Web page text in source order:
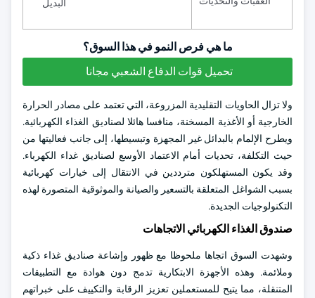
البديل
ما هي فرص النمو في هذا السوق؟
تحميل قوات الدفاع الشعبي مجانا
ولا تزال الحاويات التقليدية المزروعة، التي تعتمد على مصادر الحرارة
الخارجية أو الأغذية المسخنة، منافسا هائلا لصناديق الغذاء الكهربائية.
ويطرح الإلمام بالبدائل غير المجهزة وتبسيطها، إلى جانب فعاليتها من
حيث التكلفة، تحديات أمام الاعتماد الأوسع لصناديق غداء الكهرباء.
وقد يكون المستهلكون مترددين في الانتقال إلى خيارات كهربائية
بسبب الشواغل المتعلقة بالتسعير والصيانة والموثوقية المتصورة لهذه
التكنولوجيات الجديدة.
صندوق الغذاء الكهربائي الاتجاهات
وشهدت السوق اتجاها ملحوظا مع ظهور وإشاعة صناديق غذاء ذكية
وملائمة. وهذه الأجهزة الابتكارية تدمج دون هوادة مع التطبيقات
المتنقلة، مما يتيح للمستعملين تعزيز الرقابة والتكييف على خبراتهم